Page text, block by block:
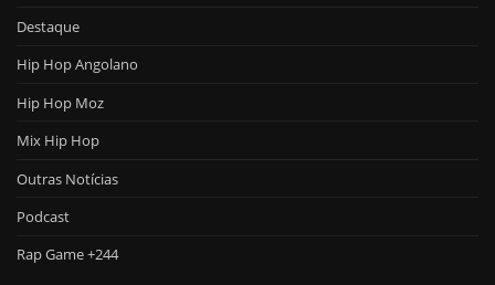
Destaque
Hip Hop Angolano
Hip Hop Moz
Mix Hip Hop
Outras Notícias
Podcast
Rap Game +244